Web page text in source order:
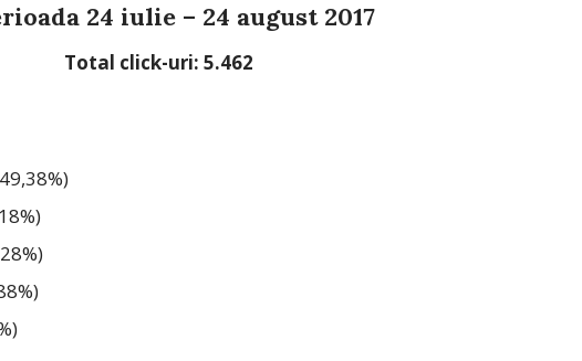
24 iulie – 24 august 2017
Total click-uri: 5.462